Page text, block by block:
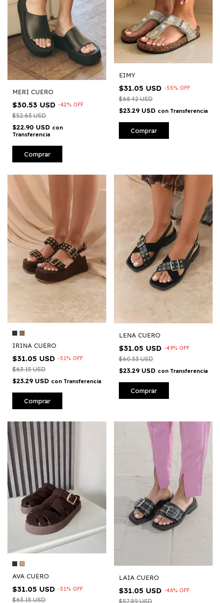
MERI CUERO
$30.53 USD -42% OFF
$52.63 USD
$22.90 USD con
Transferencia
Comprar
EIMY
$31.05 USD -55% OFF
$68.42 USD
$23.29 USD con Transferencia
Comprar
IRINA CUERO
$31.05 USD -51% OFF
$63.15 USD
$23.29 USD con Transferencia
Comprar
LENA CUERO
$31.05 USD -49% OFF
$60.53 USD
$23.29 USD con Transferencia
Comprar
AVA CUERO
$31.05 USD -51% OFF
$63.15 USD
LAIA CUERO
$31.05 USD -46% OFF
$57.89 USD